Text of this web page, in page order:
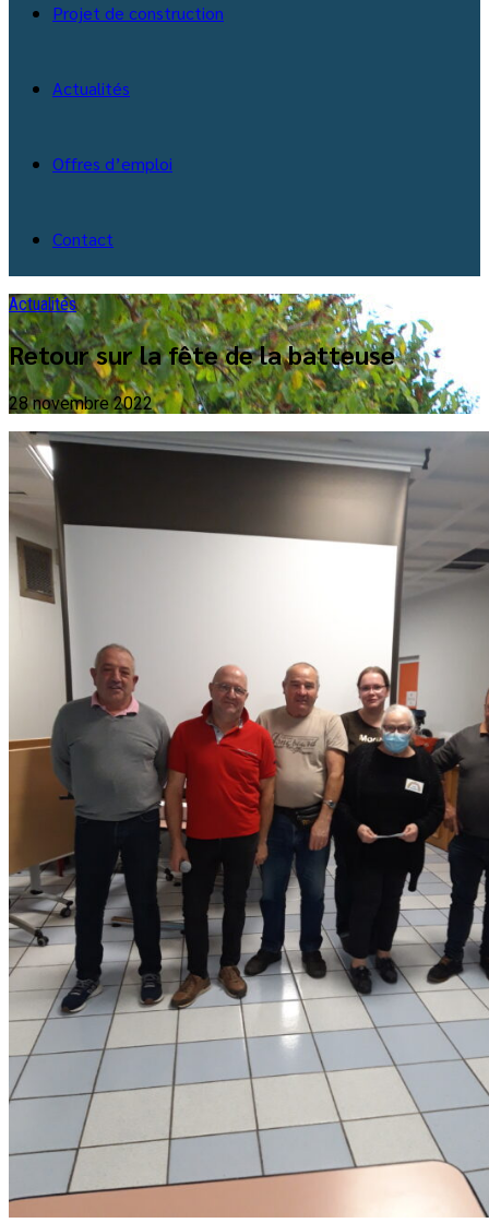
Projet de construction
Actualités
Offres d’emploi
Contact
Actualités
Retour sur la fête de la batteuse
28 novembre 2022